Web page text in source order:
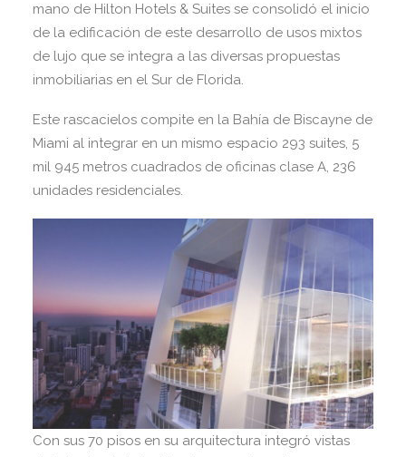
Search
mano de Hilton Hotels & Suites se consolidó el inicio
de la edificación de este desarrollo de usos mixtos
de lujo que se integra a las diversas propuestas
inmobiliarias en el Sur de Florida.
Este rascacielos compite en la Bahía de Biscayne de
Miami al integrar en un mismo espacio 293 suites, 5
mil 945 metros cuadrados de oficinas clase A, 236
unidades residenciales.
Con sus 70 pisos en su arquitectura integró vistas